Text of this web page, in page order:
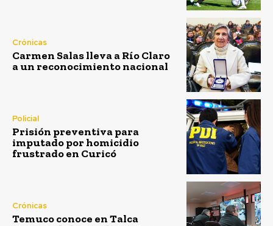
Crónicas
Carmen Salas lleva a Río Claro
a un reconocimiento nacional
Policial
Prisión preventiva para
imputado por homicidio
frustrado en Curicó
Crónicas
Temuco conoce en Talca